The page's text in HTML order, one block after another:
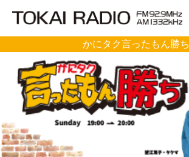
かにタク言ったもん勝ち